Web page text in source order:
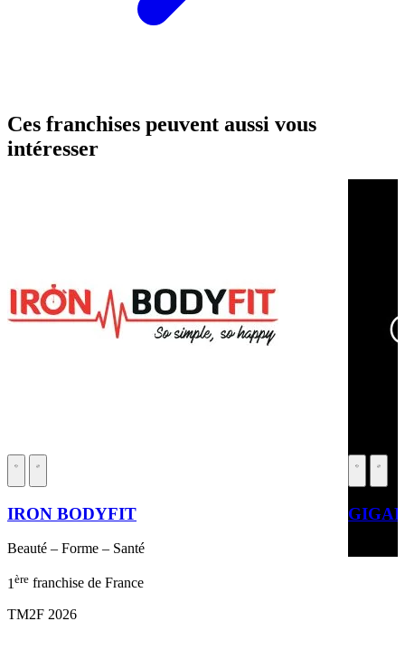
Ces franchises peuvent aussi vous
intéresser
IRON BODYFIT
Beauté – Forme – Santé
1 ère franchise de France
TM2F 2026